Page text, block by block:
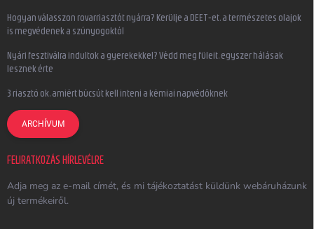
Hogyan válasszon rovarriasztót nyárra? Kerülje a DEET-et, a természetes olajok
is megvédenek a szúnyogoktól
Nyári fesztiválra indultok a gyerekekkel? Védd meg füleit, egyszer hálásak
lesznek érte
3 riasztó ok, amiért búcsút kell inteni a kémiai napvédőknek
ARCHÍVUM
FELIRATKOZÁS HÍRLEVÉLRE
Adja meg az e-mail címét, és mi tájékoztatást küldünk webáruházunk
új termékeiről.